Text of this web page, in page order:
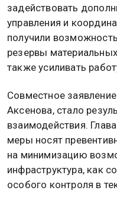
задействовать
управления и
получили
резервы
также усиливать
Совместное
Аксенова, стало
взаимодействия.
меры носят
на минимизацию
инфраструктура, как
особого контроля в